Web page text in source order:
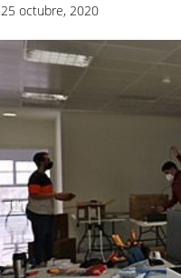
25 octubre, 2020